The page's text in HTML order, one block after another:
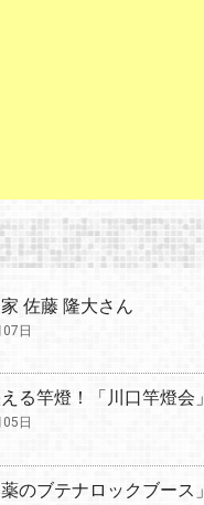
佐藤 隆大さん
日
る竿燈！「川口竿燈会」
日
薬のブテナロックブース」